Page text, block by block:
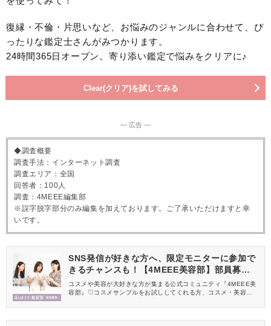
復縁・不倫・片思いなど、お悩みのジャンルに合わせて、ぴ
ったりな鑑定士さんがみつかります。
24時間365日オープン。寄り添い鑑定で悩みをクリアに♪
Clear(クリア)を試してみる
― 広告 ―
◆調査概要
調査手法：インターネット調査
調査エリア：全国
回答者：100人
調査：4MEEE編集部
※誤字脱字部分のみ編集を加えております。ご了承いただけますと幸
いです。
SNS発信が好きな方へ、限定モニターに参加で
きるチャンスも！【4MEEE美容部】部員募集
中
コスメや美容が大好きな方が集まる公式コミュニティ『4MEEE美
容部』♡コスメサンプルをお試ししてくれる方、コスメ・美容情報